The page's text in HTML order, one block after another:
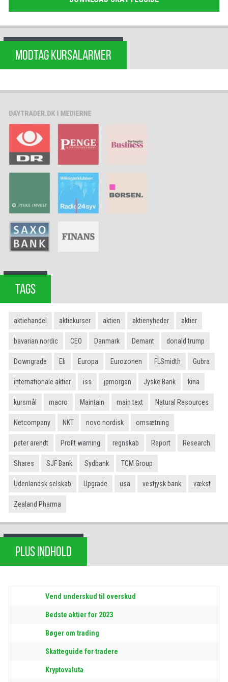
MODTAG KURSALARMER
TAGS
aktiehandel aktiekurser aktien aktienyheder aktier
bavarian nordic CEO Danmark Demant donald trump
Downgrade Eli Europa Eurozonen FLSmidth Gubra
internationale aktier iss jpmorgan Jyske Bank kina
kursmål macro Maintain main text Natural Resources
Netcompany NKT novo nordisk omsætning
peter arendt Profit warning regnskab Report Research
Shares SJF Bank Sydbank TCM Group
Udenlandsk selskab Upgrade usa vestjysk bank vækst
Zealand Pharma
PLUS INDHOLD
Vend underskud til overskud
Bedste aktier for 2023
Bøger om trading
Skatteguide for tradere
Kryptovaluta